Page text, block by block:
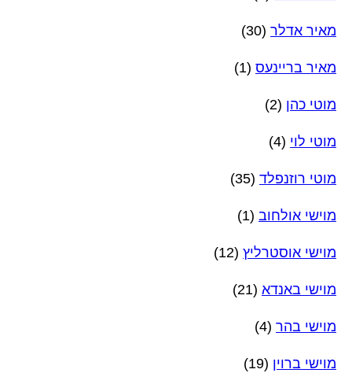
מאיר אדלר (30)
מאיר בריינעס (1)
מוטי כהן (2)
מוטי לוי (4)
מוטי רוזנפלד (35)
מוישי אולחוב (1)
מוישי אוסטרליץ (12)
מוישי באנדא (21)
מוישי בהר (4)
מוישי ברוין (19)